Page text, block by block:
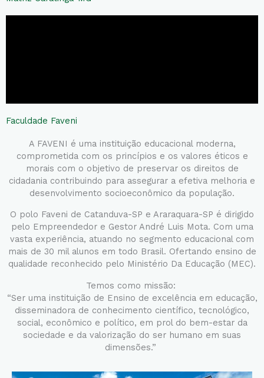
Faculdade Faveni
A FAVENI é uma instituição educacional moderna,
comprometida com os princípios e os valores éticos e
morais com o objetivo de preservar os direitos de
cidadania contribuindo para assegurar a efetiva melhoria e
desenvolvimento socioeconômico da população.
O polo Faveni de Catanduva-SP e Araraquara-SP é dirigido
pelo Empreendedor e Gestor André Luis Mota. Com uma
vasta experiência, atuando no segmento educacional com
mais de 30 mil alunos em todo Brasil. Ofertando ensino de
qualidade reconhecido pelo Ministério Da Educação (MEC).
Temos como missão:
“Ser uma instituição de Ensino de excelência em educação,
disseminadora de conhecimento científico, tecnológico,
social, econômico e político, em prol do bem-estar da
sociedade e da valorização do ser humano em suas
dimensões.”